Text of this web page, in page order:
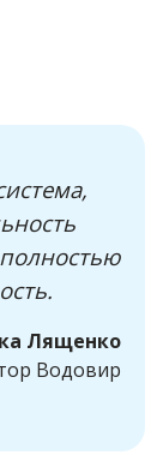
Лященко
Водовир